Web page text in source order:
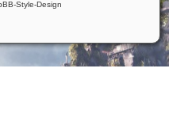
Style-Design